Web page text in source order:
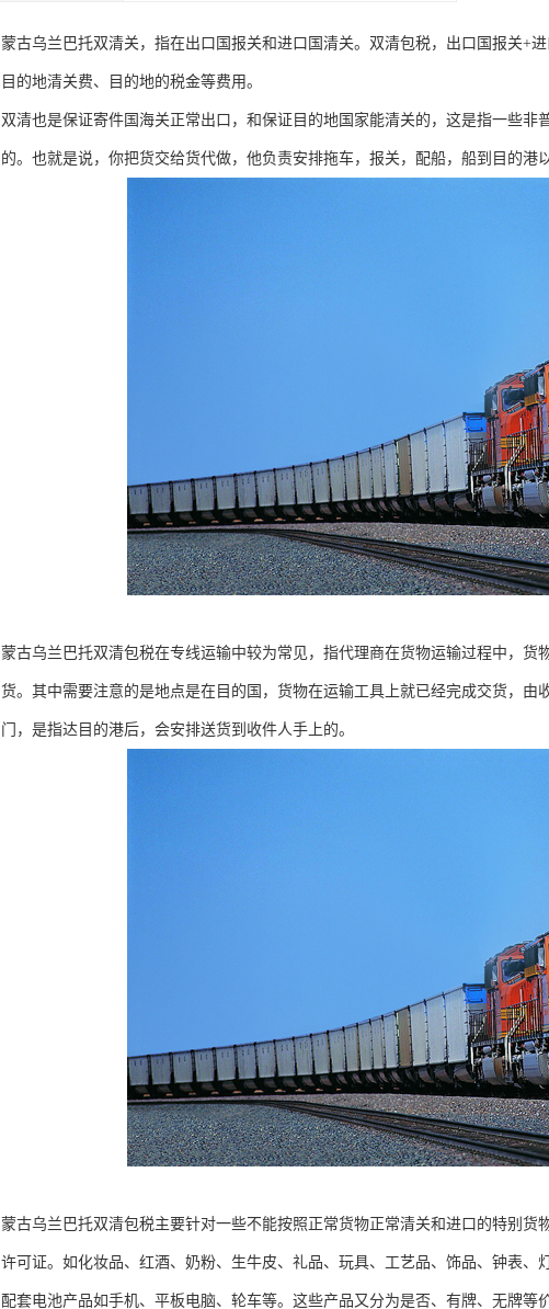
蒙古乌兰巴托双清关，指在出口国报关和进口国清关。双清包税，出口国报关+
目的地清关费、目的地的税金等费用。
双清也是保证寄件国海关正常出口，和保证目的地国家能清关的，这是指一些
的。也就是说，你把货交给货代做，他负责安排拖车，报关，配船，船到目的港
蒙古乌兰巴托双清包税在专线运输中较为常见，指代理商在货物运输过程中，
货。其中需要注意的是地点是在目的国，货物在运输工具上就已经完成交货，
门，是指达目的港后，会安排送货到收件人手上的。
蒙古乌兰巴托双清包税主要针对一些不能按照正常货物正常清关和进口的特别货
许可证。如化妆品、红酒、奶粉、生牛皮、礼品、玩具、工艺品、饰品、钟表、
配套电池产品如手机、平板电脑、轮车等。这些产品又分为是否、有牌、无牌等